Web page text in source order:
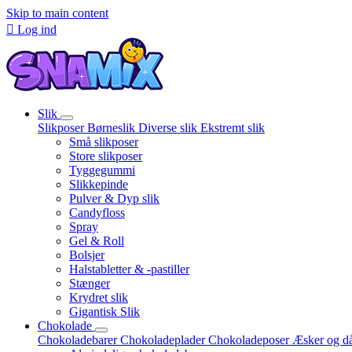
Skip to main content
 Log ind
Slik
SlikposerBørneslik Diverse slik Ekstremt slik
Små slikposer
Store slikposer
Tyggegummi
Slikkepinde
Pulver & Dyp slik
Candyfloss
Spray
Gel & Roll
Bolsjer
Halstabletter & -pastiller
Stænger
Krydret slik
Gigantisk Slik
Chokolade
ChokoladebarerChokoladepladerChokoladeposer Æsker og